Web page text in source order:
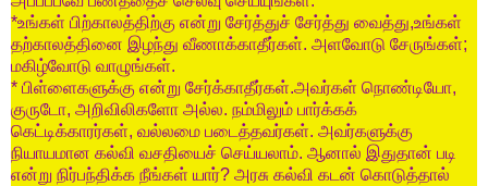
*உங்கள் பிற்காலத்திற்கு என்று சேர்த்துச் சேர்த்து வைத்து,உங்கள்
தற்காலத்தினை இழந்து வீணாக்காதீர்கள். அளவோடு சேருங்கள்;
மகிழ்வோடு வாழுங்கள்.
* பிள்ளைகளுக்கு என்று சேர்க்காதீர்கள்.அவர்கள் நொண்டியோ,
குருடோ, அறிவிலிகளோ அல்ல. நம்மிலும் பார்க்கக்
கெட்டிக்காரர்கள், வல்லமை படைத்தவர்கள். அவர்களுக்கு
நியாயமான கல்வி வசதியைச் செய்யலாம். ஆனால் இதுதான் படி
என்று நிர்பந்திக்க நீங்கள் யார்? அரசு கல்வி கடன் கொடுத்தால்